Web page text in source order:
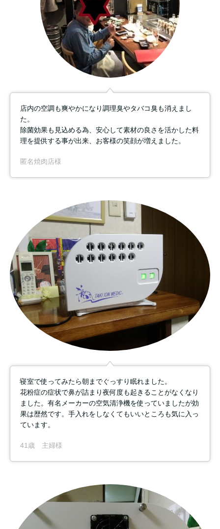
店内の空調も爽やかになり調理臭やタバコ臭も消えまし
た。
除菌効果も見込める為、安心して素材の良さを活かした料
理を提供する事が出来、お客様の笑顔が増えました。
匿名焼肉店様
寝室で使ってみたら朝までぐっすり眠れました。
花粉症の症状で鼻が詰まり夜何度も起きることがなくなり
ました。有名メーカーの空気清浄機を使っていましたが効
果は歴然です。手入れをしなくてもいいところも気に入っ
ています。
41歳 主婦様